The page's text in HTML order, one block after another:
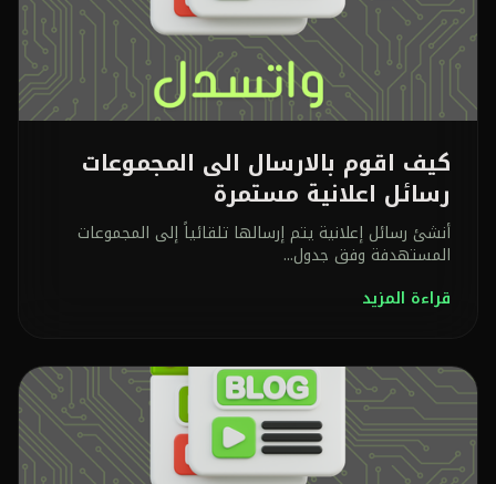
كيف اقوم بالارسال الى المجموعات
رسائل اعلانية مستمرة
أنشئ رسائل إعلانية يتم إرسالها تلقائياً إلى المجموعات
المستهدفة وفق جدول...
قراءة المزيد